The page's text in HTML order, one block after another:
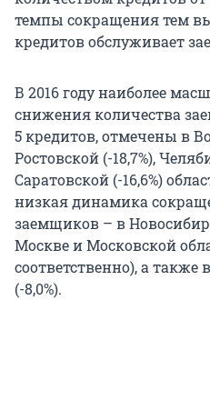
темпы сокращения тем
кредитов обслуживает
В 2016 году наиболее
снижения количества
5 кредитов, отмечены в
Ростовской (-18,7%),
Саратовской (-16,6%)
низкая динамика
заемщиков – в
Москве и Московской
соответственно), а также
(-8,0%).